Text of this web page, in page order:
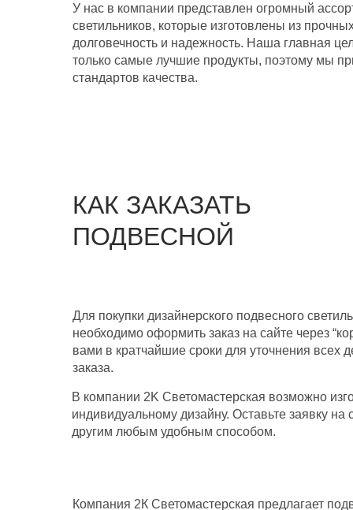
У нас в компании представлен огромный
светильников, которые изготовлены из
долговечность и надежность. Наша главная
только самые лучшие продукты, поэтому мы
стандартов качества.
КАК ЗАКАЗАТЬ
ПОДВЕСНОЙ
Для покупки дизайнерского подвесного
необходимо оформить заказ на сайте через
вами в кратчайшие сроки для уточнения всех
заказа.
В компании 2K Светомастерская возможно
индивидуальному дизайну. Оставьте заявку на
другим любым удобным способом.
Компания 2К Светомастерская предлагает